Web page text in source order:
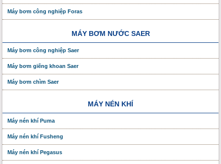
Máy bơm công nghiệp Foras
MÁY BƠM NƯỚC SAER
Máy bơm công nghiệp Saer
Máy bơm giếng khoan Saer
Máy bơm chìm Saer
MÁY NÉN KHÍ
Máy nén khí Puma
Máy nén khí Fusheng
Máy nén khí Pegasus